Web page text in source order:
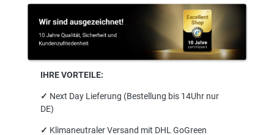
IHRE VORTEILE:
✓ Next Day Lieferung (Bestellung bis 14Uhr nur
DE)
✓ Klimaneutraler Versand mit DHL GoGreen